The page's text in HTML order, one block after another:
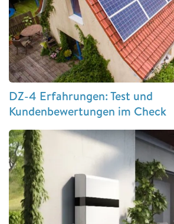
DZ-4 Erfahrungen: Test und
Kundenbewertungen im Check